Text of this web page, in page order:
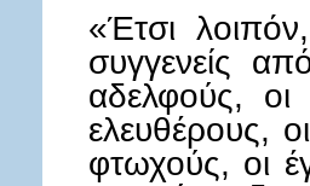
«Έτσι
συγγενείς
αδελφούς, οι
ελευθέρους,
φτωχούς, οι